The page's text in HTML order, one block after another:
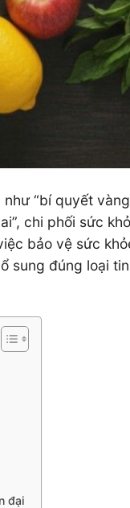
“bí quyết
chi phối sức
bảo vệ sức
sung đúng loại
đại